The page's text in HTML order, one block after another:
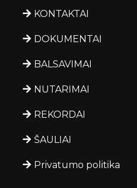
KONTAKTAI
DOKUMENTAI
BALSAVIMAI
NUTARIMAI
REKORDAI
ŠAULIAI
Privatumo politika